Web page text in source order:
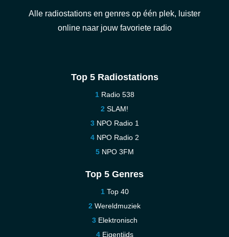
Alle radiostations en genres op één plek, luister
online naar jouw favoriete radio
Top 5 Radiostations
Radio 538
SLAM!
NPO Radio 1
NPO Radio 2
NPO 3FM
Top 5 Genres
Top 40
Wereldmuziek
Elektronisch
Eigentijds